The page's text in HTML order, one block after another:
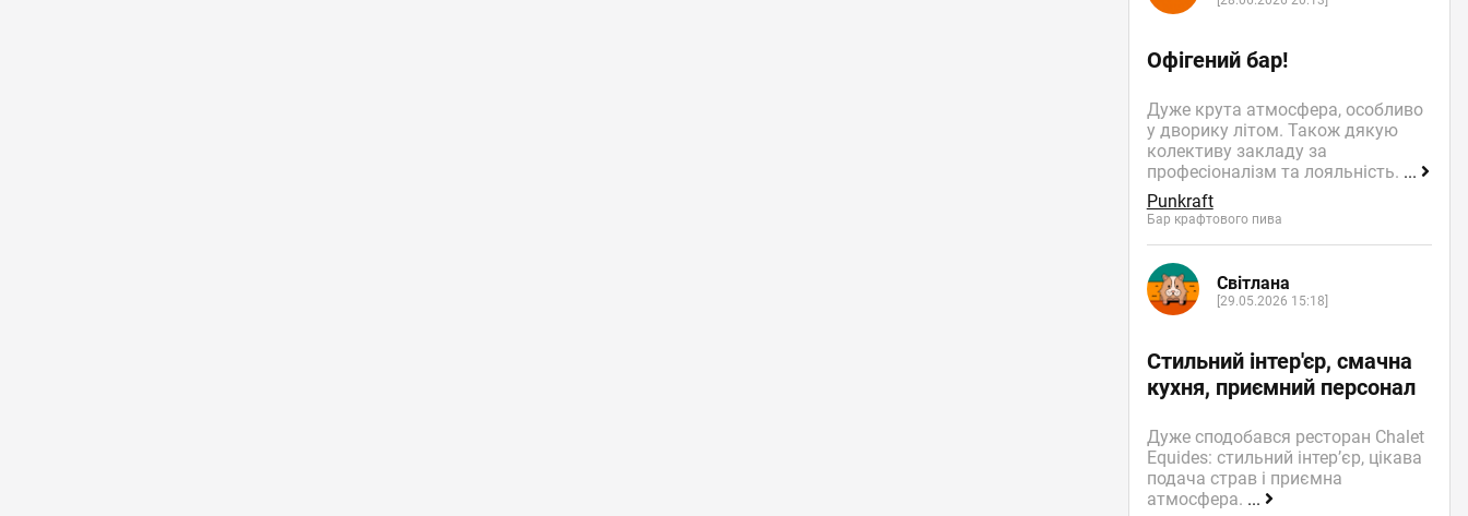
Офігений бар!
Дуже крута атмосфера, особливо
у дворику літом. Також дякую
колективу закладу за
професіоналізм та лояльність. ...
Punkraft
Бар крафтового пива
Світлана
[29.05.2026 15:18]
Стильний інтер'єр, смачна
кухня, приємний персонал
Дуже сподобався ресторан Chalet
Equides: стильний інтер’єр, цікава
подача страв і приємна
атмосфера. ...